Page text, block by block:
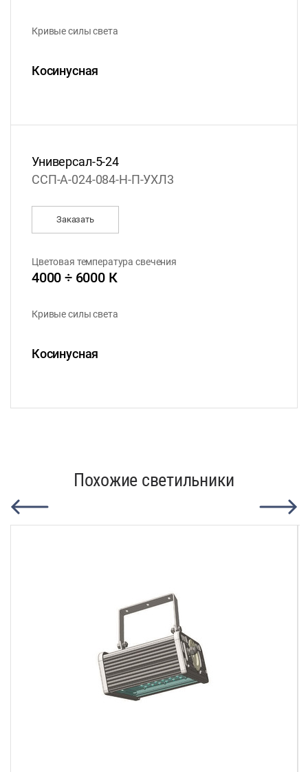
Кривые силы света
Косинусная
Универсал-5-24
ССП-А-024-084-Н-П-УХЛ3
Заказать
Цветовая температура свечения
4000 ÷ 6000 К
Кривые силы света
Косинусная
Похожие светильники